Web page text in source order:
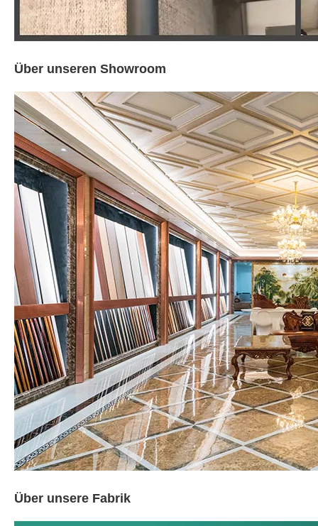
Über unseren Showroom
Über unsere Fabrik